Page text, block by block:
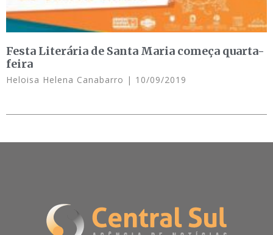
Festa Literária de Santa Maria começa quarta-
feira
Heloisa Helena Canabarro 10/09/2019